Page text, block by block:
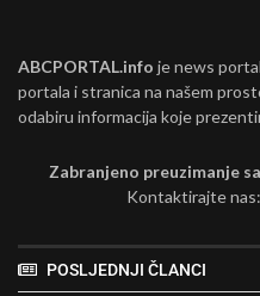
ABCPORTAL.info je news
portala i stranica na našem
odabiru informacija koje
Zabranjeno preuzimanje
Kontaktirajte
POSLJEDNJI ČLANCI